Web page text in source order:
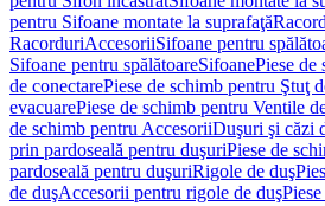
pentru Sifoane montate la suprafaţă
RacorduriAccesoriiSifoane pentru
Sifoane pentru spălătoareSifoanePiese de
de conectarePiese de schimb pentru Ştuţ
evacuarePiese de schimb pentru Ventile
de schimb pentru AccesoriiDuşuri şi căzi
prin pardoseală pentru duşuriPiese de
pardoseală pentru duşuriRigole de duş
de duşAccesorii pentru rigole de duş